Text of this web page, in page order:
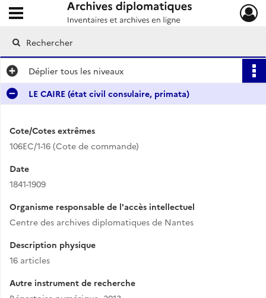
Archives diplomatiques
Ouvrir le menu déroulant
Déplier tous les niveaux
LE CAIRE (état civil consulaire, primata)
Cote/Cotes extrêmes
106EC/1-16 (Cote de commande)
Date
1841-1909
Organisme responsable de l'accès intellectuel
Centre des archives diplomatiques de Nantes
Description physique
16 articles
Autre instrument de recherche